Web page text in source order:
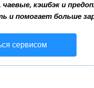
чаевые, кэшбэк и
и помогает больше
сервисом